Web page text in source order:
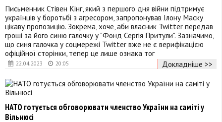
22.04.2023 20:05
Письменник Стівен Кінг, який з першого дня війни підтримує
українців у боротьбі з агресором, запропонував Ілону Маску
цікаву пропозицію. Зокрема, хоче, аби власник Twitter передав
гроші за його синю галочку у "Фонд Сергія Притули". Зазначимо,
що синя галочка у соцмережі Twitter вже не є верифікацією
офіційної сторінки, тепер це лише ознака тог
Докладніше >>
НАТО готується обговорювати членство України на саміті у
Вільнюсі